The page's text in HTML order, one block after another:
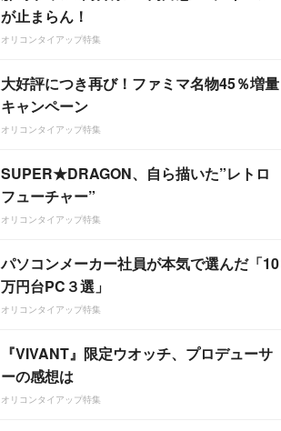
が止まらん！
オリコンタイアップ特集
大好評につき再び！ファミマ名物45％増量
キャンペーン
オリコンタイアップ特集
SUPER★DRAGON、自ら描いた”レトロ
フューチャー”
オリコンタイアップ特集
パソコンメーカー社員が本気で選んだ「10
万円台PC３選」
オリコンタイアップ特集
『VIVANT』限定ウオッチ、プロデューサ
ーの感想は
オリコンタイアップ特集